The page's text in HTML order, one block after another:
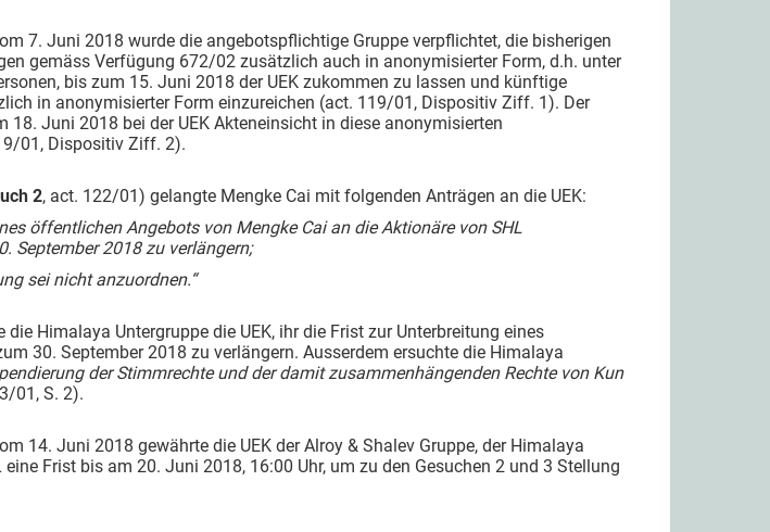
7. Juni 2018 wurde die angebotspflichtige Gruppe verpflichtet, die bisherigen
gemäss Verfügung 672/02 zusätzlich auch in anonymisierter Form, d.h. unter
bis zum 15. Juni 2018 der UEK zukommen zu lassen und künftige
in anonymisierter Form einzureichen (act. 119/01, Dispositiv Ziff. 1). Der
18. Juni 2018 bei der UEK Akteneinsicht in diese anonymisierten
01, Dispositiv Ziff. 2).
2, act. 122/01) gelangte Mengke Cai mit folgenden Anträgen an die UEK:
öffentlichen Angebots von Mengke Cai an die Aktionäre von SHL
September 2018 zu verlängern;
sei nicht anzuordnen.“
Himalaya Untergruppe die UEK, ihr die Frist zur Unterbreitung eines
30. September 2018 zu verlängern. Ausserdem ersuchte die Himalaya
der Stimmrechte und der damit zusammenhängenden Rechte von Kun
01, S. 2).
14. Juni 2018 gewährte die UEK der Alroy & Shalev Gruppe, der Himalaya
Frist bis am 20. Juni 2018, 16:00 Uhr, um zu den Gesuchen 2 und 3 Stellung